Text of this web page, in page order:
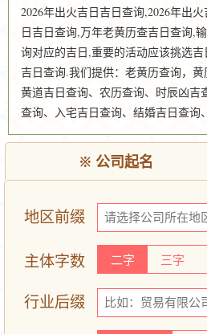
2026年出火吉日吉日查询,2026年出
日吉日查询,万年老黄历查吉日查询,
询对应的吉日,重要的活动应该挑选
吉日查询.我们提供：老黄历查询，黄
黄道吉日查询、农历查询、时辰凶吉
查询、入宅吉日查询、结婚吉日查询
※公司起名
地区前缀
主体字数 二字 三字
行业后缀